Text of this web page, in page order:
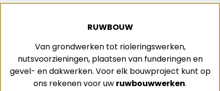
RUWBOUW
Van grondwerken tot rioleringswerken,
nutsvoorzieningen, plaatsen van funderingen en
gevel- en dakwerken. Voor elk bouwproject kunt op
ons rekenen voor uw ruwbouwwerken.